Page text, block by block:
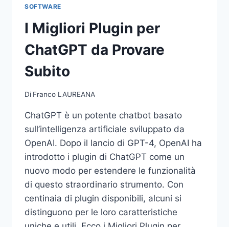
SOFTWARE
I Migliori Plugin per
ChatGPT da Provare
Subito
Di Franco LAUREANA
ChatGPT è un potente chatbot basato
sull’intelligenza artificiale sviluppato da
OpenAI. Dopo il lancio di GPT-4, OpenAI ha
introdotto i plugin di ChatGPT come un
nuovo modo per estendere le funzionalità
di questo straordinario strumento. Con
centinaia di plugin disponibili, alcuni si
distinguono per le loro caratteristiche